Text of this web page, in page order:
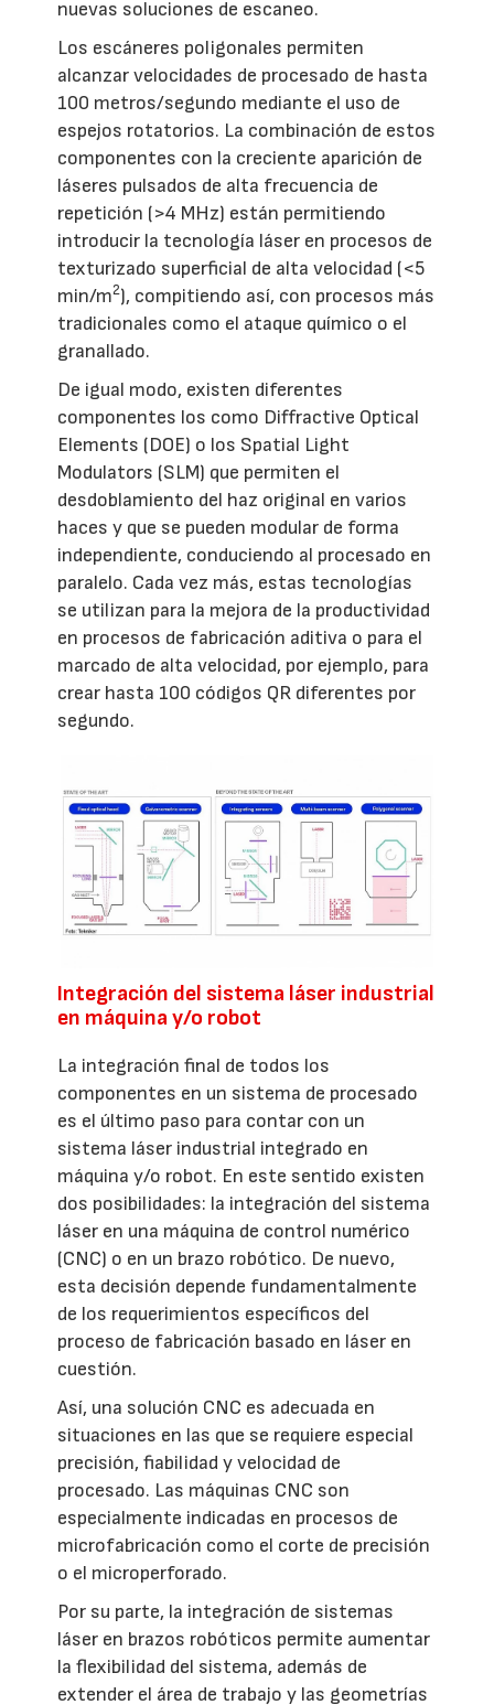
nuevas soluciones de escaneo.
Los escáneres poligonales permiten
alcanzar velocidades de procesado de hasta
100 metros/segundo mediante el uso de
espejos rotatorios. La combinación de estos
componentes con la creciente aparición de
láseres pulsados de alta frecuencia de
repetición (>4 MHz) están permitiendo
introducir la tecnología láser en procesos de
texturizado superficial de alta velocidad (<5
min/m2), compitiendo así, con procesos más
tradicionales como el ataque químico o el
granallado.
De igual modo, existen diferentes
componentes los como Diffractive Optical
Elements (DOE) o los Spatial Light
Modulators (SLM) que permiten el
desdoblamiento del haz original en varios
haces y que se pueden modular de forma
independiente, conduciendo al procesado en
paralelo. Cada vez más, estas tecnologías
se utilizan para la mejora de la productividad
en procesos de fabricación aditiva o para el
marcado de alta velocidad, por ejemplo, para
crear hasta 100 códigos QR diferentes por
segundo.
Integración del sistema láser industrial
en máquina y/o robot
La integración final de todos los
componentes en un sistema de procesado
es el último paso para contar con un
sistema láser industrial integrado en
máquina y/o robot. En este sentido existen
dos posibilidades: la integración del sistema
láser en una máquina de control numérico
(CNC) o en un brazo robótico. De nuevo,
esta decisión depende fundamentalmente
de los requerimientos específicos del
proceso de fabricación basado en láser en
cuestión.
Así, una solución CNC es adecuada en
situaciones en las que se requiere especial
precisión, fiabilidad y velocidad de
procesado. Las máquinas CNC son
especialmente indicadas en procesos de
microfabricación como el corte de precisión
o el microperforado.
Por su parte, la integración de sistemas
láser en brazos robóticos permite aumentar
la flexibilidad del sistema, además de
extender el área de trabajo y las geometrías